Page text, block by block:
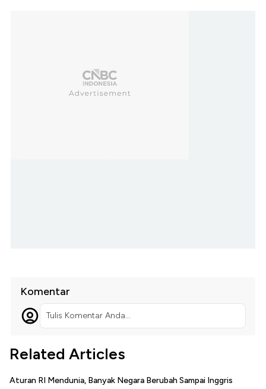
Komentar
Tulis Komentar Anda...
Related Articles
Aturan RI Mendunia, Banyak Negara Berubah Sampai Inggris